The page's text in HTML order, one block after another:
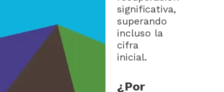
significativa,
superando
incluso la
cifra
inicial.
¿Por